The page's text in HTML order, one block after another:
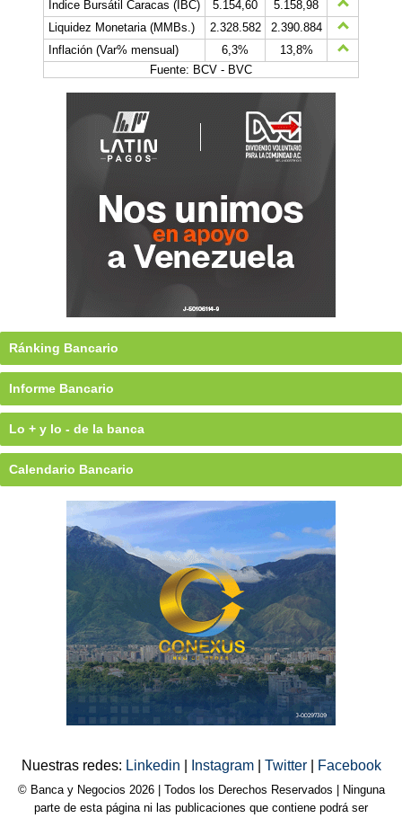
Índice Bursátil Caracas (IBC)
5.154,60
5.158,98
Liquidez Monetaria (MMBs.)
2.328.582
2.390.884
Inflación (Var% mensual)
6,3%
13,8%
Fuente: BCV - BVC
Ránking Bancario
Informe Bancario
Lo + y lo - de la banca
Calendario Bancario
Nuestras redes: Linkedin Instagram Twitter Facebook
© Banca y Negocios 2026 | Todos los Derechos Reservados | Ninguna
parte de esta página ni las publicaciones que contiene podrá ser